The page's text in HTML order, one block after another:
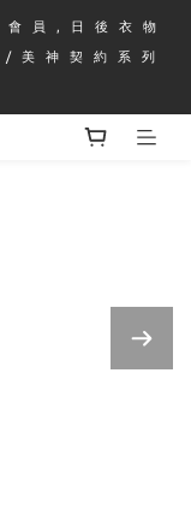
員 , 日 後 衣 物
美 神 契 約 系 列